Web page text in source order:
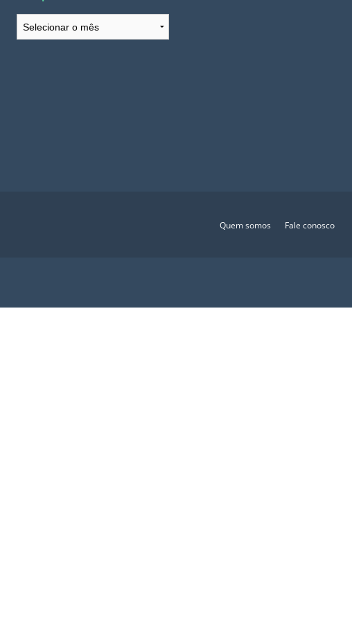
Arquivos
Quem somos Fale conosco